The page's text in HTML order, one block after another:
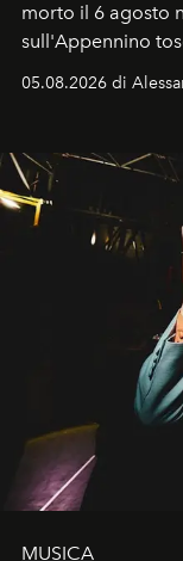
morto il 6 agosto
sull'Appennino
05.08.2026 di
MUSICA